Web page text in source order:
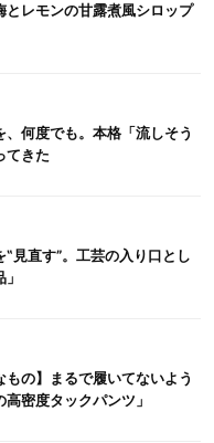
とレモンの甘露煮風シロップ
、何度でも。本格「流しそう
てきた
見直す”。工芸の入り口とし
もの】まるで履いてないよう
密度タックパンツ」